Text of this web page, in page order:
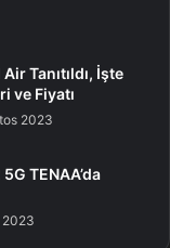
Tanıtıldı, İşte
ve Fiyatı
2023
TENAA’da
2023